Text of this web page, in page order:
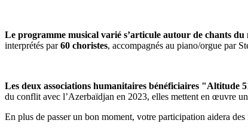
Le programme musical varié s’articule autour de chants du
interprétés par60 choristes, accompagnés au piano/orgue par
Les deux associations humanitaires bénéficiaires
du conflit avec l’Azerbaïdjan en 2023, elles mettent en œuvre
En plus de passer un bon moment, votre participation aidera